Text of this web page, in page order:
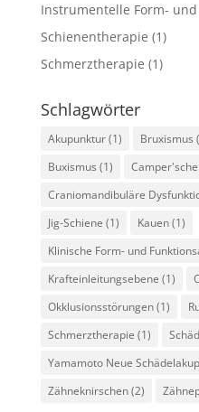
Instrumentelle Form-
Schienentherapie (1)
Schmerztherapie (1)
Schlagwörter
Akupunktur(1) Bruxismus
Buxismus (1)
Craniomandibuläre
Jig-Schiene (1) Kauen(1)
Klinische Form- und
Krafteinleitungsebene (1)
Okklusionsstörungen(1)
Schmerztherapie (1)
Yamamoto Neue
Zähneknirschen(2)